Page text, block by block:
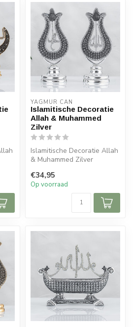
YAGMUR CAN
Islamitische Decoratie
Allah & Muhammed
Zilver
Islamitische Decoratie Allah
& Muhammed Zilver
€34,95
Op voorraad